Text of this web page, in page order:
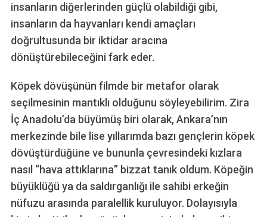
insanların diğerlerinden güçlü olabildiği gibi,
insanların da hayvanları kendi amaçları
doğrultusunda bir iktidar aracına
dönüştürebileceğini fark eder.
Köpek dövüşünün filmde bir metafor olarak
seçilmesinin mantıklı olduğunu söyleyebilirim. Zira
İç Anadolu’da büyümüş biri olarak, Ankara’nın
merkezinde bile lise yıllarımda bazı gençlerin köpek
dövüştürdüğüne ve bununla çevresindeki kızlara
nasıl “hava attıklarına” bizzat tanık oldum. Köpeğin
büyüklüğü ya da saldırganlığı ile sahibi erkeğin
nüfuzu arasında paralellik kuruluyor. Dolayısıyla